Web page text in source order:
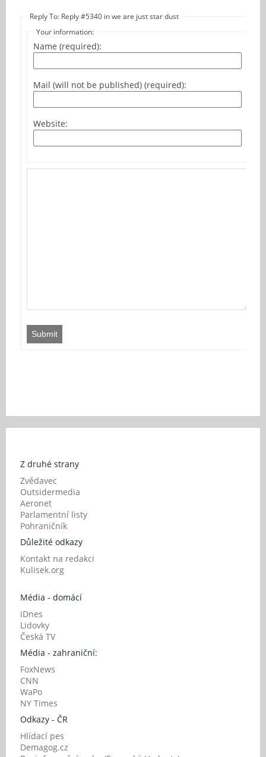
Reply To: Reply #5340 in we are just star dust
Your information:
Name (required):
Mail (will not be published) (required):
Website:
Submit
Z druhé strany
Zvědavec
Outsidermedia
Aeronet
Parlamentní listy
Pohraničník
Důležité odkazy
Kontakt na redakci
Kulisek.org
Média - domácí
iDnes
Lidovky
Česká TV
Média - zahraniční:
FoxNews
CNN
WaPo
NY Times
Odkazy - ČR
Hlídací pes
Demagog.cz